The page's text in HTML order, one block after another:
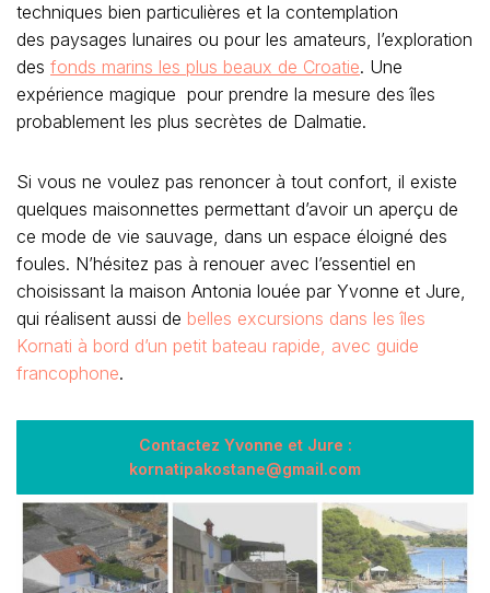
techniques bien particulières et la contemplation
des paysages lunaires ou pour les amateurs, l’exploration
des fonds marins les plus beaux de Croatie. Une
expérience magique pour prendre la mesure des îles
probablement les plus secrètes de Dalmatie.
Si vous ne voulez pas renoncer à tout confort, il existe
quelques maisonnettes permettant d’avoir un aperçu de
ce mode de vie sauvage, dans un espace éloigné des
foules. N’hésitez pas à renouer avec l’essentiel en
choisissant la maison Antonia louée par Yvonne et Jure,
qui réalisent aussi de belles excursions dans les îles
Kornati à bord d’un petit bateau rapide, avec guide
francophone.
Contactez Yvonne et Jure :
kornatipakostane@gmail.com